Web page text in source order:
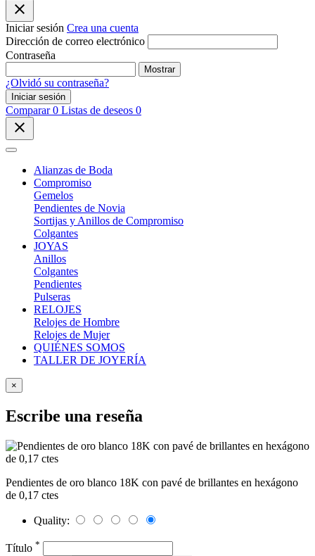
close
Iniciar sesión Crea una cuenta
Dirección de correo electrónico
Contraseña
Mostrar
¿Olvidó su contraseña?
Iniciar sesión
Comparar 0 Listas de deseos 0
close
Alianzas de Boda
Compromiso
Gemelos
Pendientes de Novia
Sortijas y Anillos de Compromiso
Colgantes
JOYAS
Anillos
Colgantes
Pendientes
Pulseras
RELOJES
Relojes de Hombre
Relojes de Mujer
QUIÉNES SOMOS
TALLER DE JOYERÍA
×
Escribe una reseña
Pendientes de oro blanco 18K con pavé de brillantes en hexágono
de 0,17 ctes
Quality:
Título *